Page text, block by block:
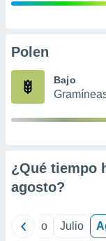
e
publicidad
Polen
Bajo
¿Qué tiempo
agosto?
Junio Julio